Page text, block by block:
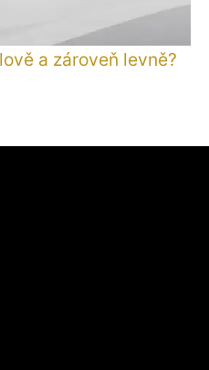
a zároveň levně?